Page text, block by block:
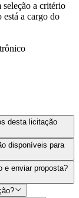
seleção a critério
está a cargo do
desta licitação
disponíveis para
e enviar proposta?